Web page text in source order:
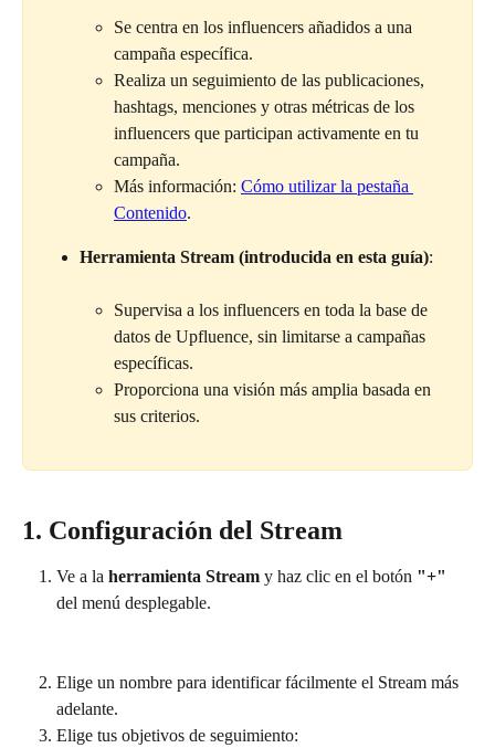
Se centra en los influencers añadidos a una
campaña específica.
Realiza un seguimiento de las publicaciones,
hashtags, menciones y otras métricas de los
influencers que participan activamente en tu
campaña.
Más información: Cómo utilizar la pestaña
Contenido.
Herramienta Stream (introducida en esta guía):
Supervisa a los influencers en toda la base de
datos de Upfluence, sin limitarse a campañas
específicas.
Proporciona una visión más amplia basada en
sus criterios.
1. Configuración del Stream
Ve a la herramienta Stream y haz clic en el botón "+"
del menú desplegable.
Elige un nombre para identificar fácilmente el Stream más
adelante.
Elige tus objetivos de seguimiento: